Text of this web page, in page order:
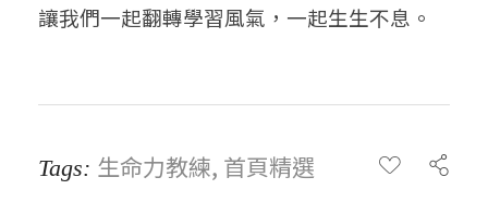
讓我們一起翻轉學習風氣，一起生生不息。
Tags: 生命力教練, 首頁精選